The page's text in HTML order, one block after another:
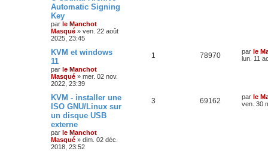
Automatic Signing
Key
par le Manchot
Masqué » ven. 22 août
2025, 23:45
KVM et windows
11
par le Manchot
Masqué » mer. 02 nov.
2022, 23:39
1 78970 par le
lun. 11
KVM - installer une
ISO GNU/Linux sur
un disque USB
externe
par le Manchot
Masqué » dim. 02 déc.
2018, 23:52
3 69162 par le
ven. 30